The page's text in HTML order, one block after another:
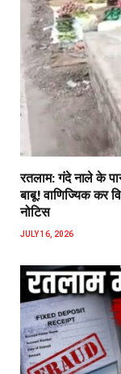
रतलाम: गंदे नाले के
बाबू! वाणिज्यिक कर
नोटिस
JULY 16, 2026